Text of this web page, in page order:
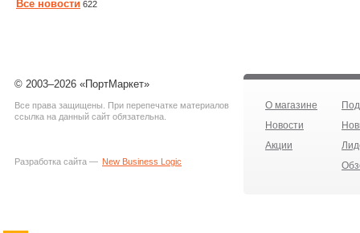
Все новости 622
© 2003–2026 «ПортМаркет»
Все права защищены. При перепечатке материалов
ссылка на данный сайт обязательна.
Разработка сайта — New Business Logic
О магазине
Новости
Акции